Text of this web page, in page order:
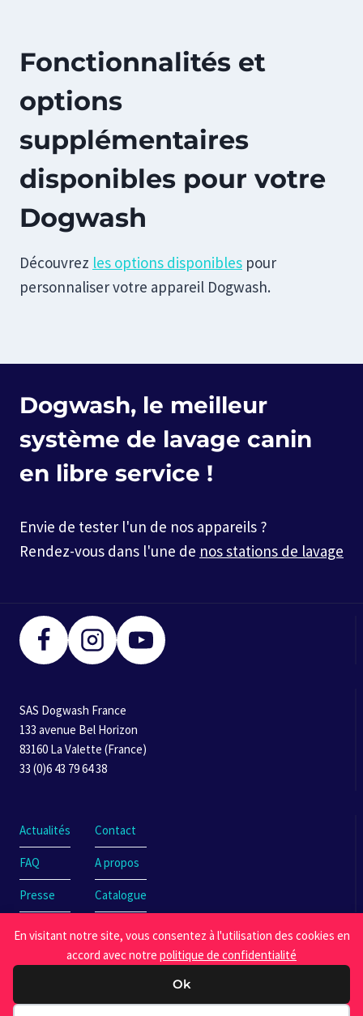
En visitant notre site, vous consentez à l'utilisation des cookies en
accord avec notre politique de confidentialité
Ok
Fonctionnalités et
options
supplémentaires
disponibles pour votre
Dogwash
Découvrez les options disponibles pour
personnaliser votre appareil Dogwash.
Dogwash, le meilleur
système de lavage canin
en libre service !
Envie de tester l'un de nos appareils ?
Rendez-vous dans l'une de nos stations de lavage
SAS Dogwash France
133 avenue Bel Horizon
83160 La Valette (France)
33 (0)6 43 79 64 38
Actualités
FAQ
Presse
Contact
A propos
Catalogue